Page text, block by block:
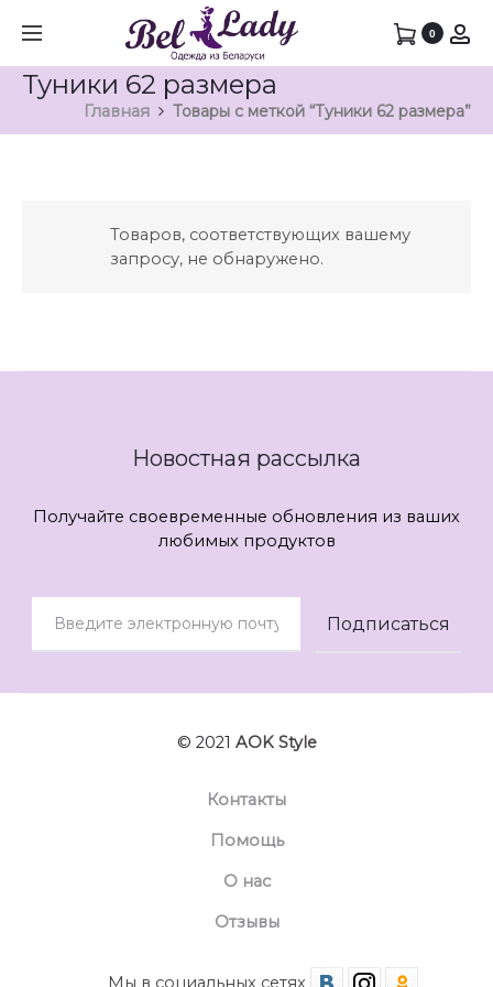
0
Туники 62 размера
Главная Товары с меткой “Туники 62 размера”
Товаров, соответствующих вашему
запросу, не обнаружено.
Новостная рассылка
Получайте своевременные обновления из ваших
любимых продуктов
© 2021 AOK Style
Контакты
Помощь
О нас
Отзывы
Мы в социальных сетях